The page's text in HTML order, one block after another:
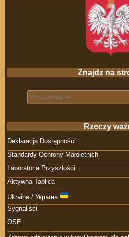
Znajdz na
Search for:
Rzeczy
Deklaracja Dostępności
Standardy Ochrony Małoletnich
Laboratoria Przyszłości.
Aktywna Tablica
Ukraina / Україна
Sygnaliści
OSE